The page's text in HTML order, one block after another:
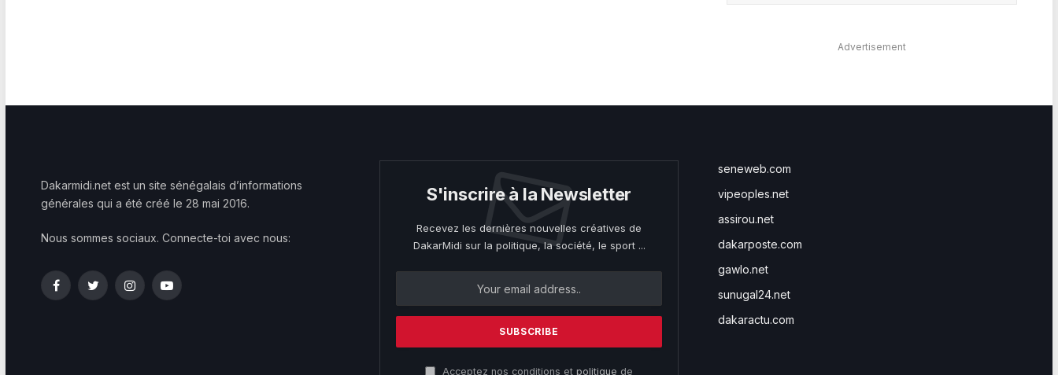
Advertisement
Dakarmidi.net est un site sénégalais d’informations
générales qui a été créé le 28 mai 2016.
Nous sommes sociaux. Connecte-toi avec nous:
FacebookTwitterInstagramYouTube
S'inscrire à la Newsletter
Recevez les dernières nouvelles créatives de
DakarMidi sur la politique, la société, le sport ...
Acceptez nos conditions et politique de
seneweb.com
vipeoples.net
assirou.net
dakarposte.com
gawlo.net
sunugal24.net
dakaractu.com